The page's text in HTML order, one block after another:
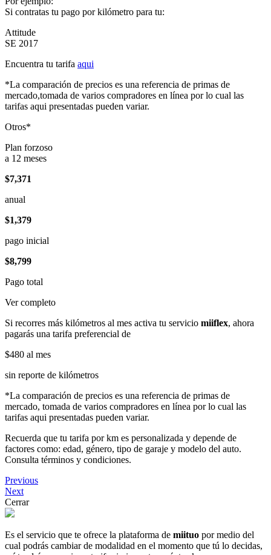
Si contratas tu pago por kilómetro para tu:
Attitude
SE 2017
Encuentra tu tarifa aqui
*La comparación de precios es una referencia de primas de
mercado,tomada de varios compradores en línea por lo cual las
tarifas aqui presentadas pueden variar.
Otros*
Plan forzoso
a 12 meses
$7,371
anual
$1,379
pago inicial
$8,799
Pago total
Ver completo
Si recorres más kilómetros al mes activa tu servicio miiflex, ahora
pagarás una tarifa preferencial de
$480 al mes
sin reporte de kilómetros
*La comparación de precios es una referencia de primas de
mercado, tomada de varios compradores en línea por lo cual las
tarifas aqui presentadas pueden variar.
Recuerda que tu tarifa por km es personalizada y depende de
factores como: edad, género, tipo de garaje y modelo del auto.
Consulta términos y condiciones.
Previous
Next
Cerrar
Es el servicio que te ofrece la plataforma de miituo por medio del
cual podrás cambiar de modalidad en el momento que tú lo decidas,